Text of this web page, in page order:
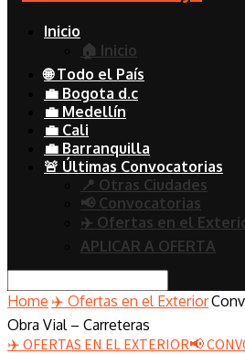
Inicio
🏠 Inicio
🌐 Todo el País
💼 Bogota d.c
💼 Medellín
💼 Cali
💼 Barranquilla
🚨 Últimas Convocatorias
📍 Otras Ciudades
📢 Convocatorias
✈️ Ofertas en el
APLICAR A OFERTA
Home ✈️ Ofertas en el Exterior
Obra Vial – Carreteras
✈️ OFERTAS EN EL EXTERIOR📢